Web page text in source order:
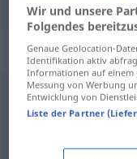
schuldig (geh.)
zufriedenstellend,
Wir und unsere
Folgendes
Genaue Geolocation-
Identifikation aktiv
Informationen auf einem
Messung von Werbung
Entwicklung von
Liste der Partner